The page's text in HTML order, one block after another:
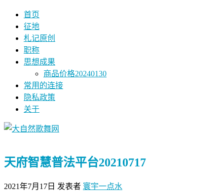
首页
征地
札记原创
职称
思想成果
商品价格20240130
常用的连接
隐私政策
关于
天府智慧普法平台20210717
2021年7月17日 发表者 寰宇一点水